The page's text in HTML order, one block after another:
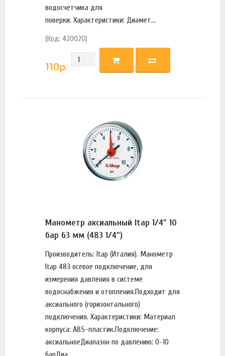
водосчетчика для
поверки. Характеристики: Диамет...
(Код: 420020)
110р.
Манометр аксиальный Itap 1/4" 10
бар 63 мм (483 1/4")
Производитель: Itap (Италия). Манометр
Itap 483 осевое подключение, для
измерения давления в системе
водоснабжения и отопления.Подходит для
аксиального (горизонтального)
подключения. Характеристики: Материал
корпуса: ABS-пластик.Подключение:
аксиальноеДиапазон по давлению: 0-10